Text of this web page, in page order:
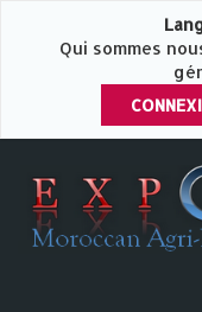
Qui sommes